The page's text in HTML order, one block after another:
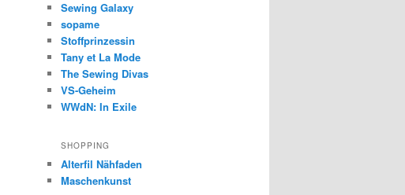
Sewing Galaxy
sopame
Stoffprinzessin
Tany et La Mode
The Sewing Divas
VS-Geheim
WWdN: In Exile
SHOPPING
Alterfil Nähfaden
Maschenkunst